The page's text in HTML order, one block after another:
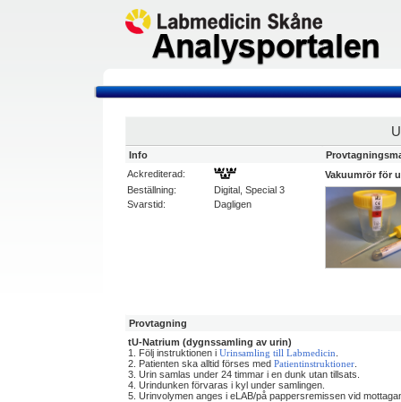
Info
Ackrediterad:
Beställning:
Digital, Special 3
Svarstid:
Dagligen
Vakuumrör för
Provtagning
tU-Natrium (dygnssamling av urin)
1. Följ instruktionen i Urinsamling till Labmedicin
2. Patienten ska alltid förses med Patientinstruktioner
3. Urin samlas under 24 timmar i en dunk utan tillsats.
4. Urindunken förvaras i kyl under samlingen.
5. Urinvolymen anges i eLAB/på pappersremissen vid